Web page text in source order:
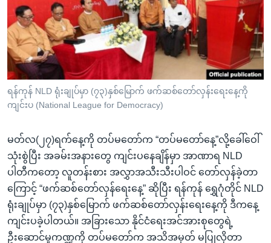
ပင်မ
အ
ညွန်း
စာမျက်နှာ
ကျော်
ရှာဖွေ
နေရာ
သို့
ကျော်
ရန်
ရုပ်ရှင်ထဲက အင်္ဂလိပ်စာ
သုတပဒေသာ အင်္ဂလိပ်စာ
တီဗွီ
ရေဒီယို/တီဗွီအစီအစဉ်
Learning English
ဗွီအိုအေ လူမှုကွန်ယက်များ
ဘာသာစကားများ
ရန်ကုန် NLD ရုံးချုပ်မှာ (၇၃)နှစ်မြောက် ဖက်ဆစ်တော်လှန်းရေးနေ့ကို
ကျင်းပ (National League for Democracy)
မတ်လ(၂၇)ရက်နေ့ကို တပ်မတော်က “တပ်မတော်နေ့”လို့ခေါ်ဝေါ်
သုံးစွဲပြီး အခမ်းအနားတွေ ကျင်းပနေချိန်မှာ အာဏာရ NLD
ပါတီကတော့ လူတန်းစား အလွှာအသီးသီးပါဝင် တော်လှန်ခဲ့တာ
ကြောင့် “ဖက်ဆစ်တော်လှန်ရေးနေ့” ဆိုပြီး ရန်ကုန် ရွှေဂုံတိုင် NLD
ရုံးချုပ်မှာ (၇၃)နှစ်မြောက် ဖက်ဆစ်တော်လှန်းရေးနေ့ကို ဒီကနေ့
ကျင်းပခဲ့ပါတယ်။ အခြားသော နိုင်ငံရေးအင်အားစုတွေရဲ့
ဦးဆောင်မှုကဏ္ဍကို တပ်မတော်က အသိအမှတ် မပြုလိုတာ